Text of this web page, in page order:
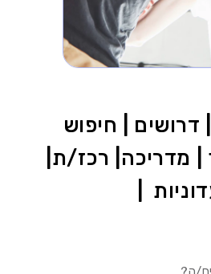
| חיפוש
| מדריכה| רכז/ת|
|